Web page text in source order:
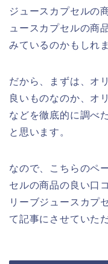
ジュースカプセルの
ュースカプセルの商
みているのかもしれ
だから、まずは、オ
良いものなのか、オ
などを徹底的に調べ
と思います。
なので、こちらのペ
セルの商品の良い口
リーブジュースカプ
て記事にさせていた